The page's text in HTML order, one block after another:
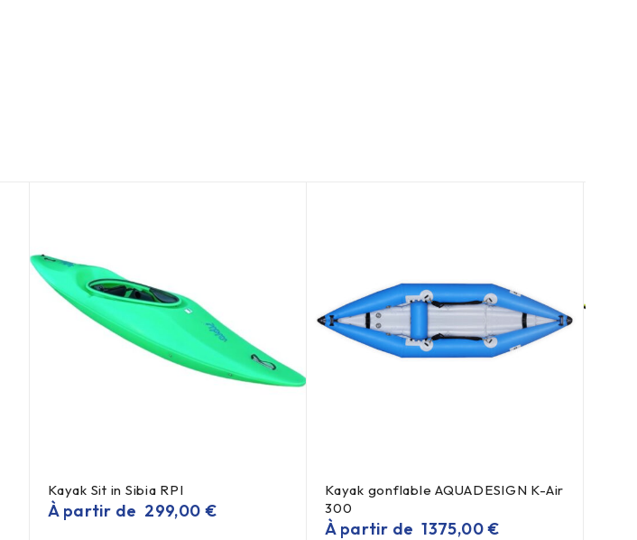
Kayak Sit in Sibia RPI
À partir de 299,00€
Kayak gonflable AQUADESIGN K-Air
300
À partir de1375,00€